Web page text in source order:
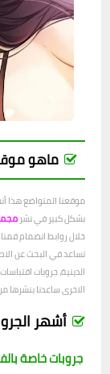
ماهو موقع
موقعنا المتواضع هذا
بشكل كبير في نشر
خلال روابط انضمام
تساعد في البحث عن
الدينية، جروبات
الاخرى ساعدنا بنشرها
أشهر
جروبات خاصة